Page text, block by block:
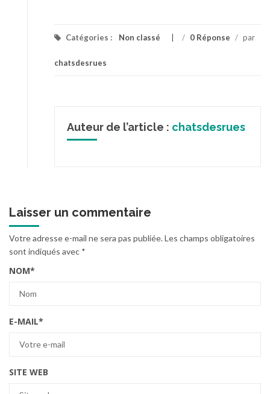
Catégories : Non classé / 0 Réponse / par
chatsdesrues
Auteur de l’article : chatsdesrues
Laisser un commentaire
Votre adresse e-mail ne sera pas publiée.Les champs obligatoires
sont indiqués avec *
NOM*
E-MAIL*
SITE WEB